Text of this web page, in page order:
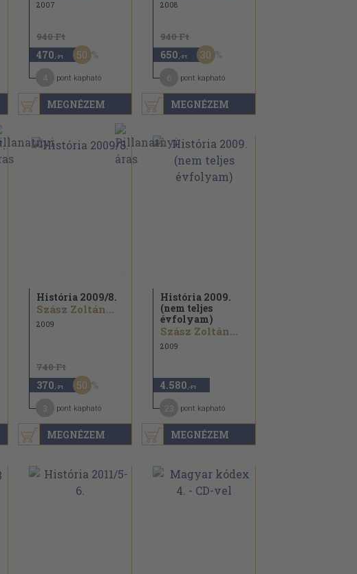
MEGNÉZEM
2007
940 Ft
470 ,-Ft 50
pont kapható
MEGNÉZEM
2008
940 Ft
650 ,-Ft 30
pont kapható
MEGNÉZEM
História 2009/8.
Szász Zoltán...
2009
740 Ft
370 ,-Ft 50
pont kapható
MEGNÉZEM
História 2009.
(nem teljes
évfolyam)
Szász Zoltán...
2009
4.580 ,-Ft
pont kapható